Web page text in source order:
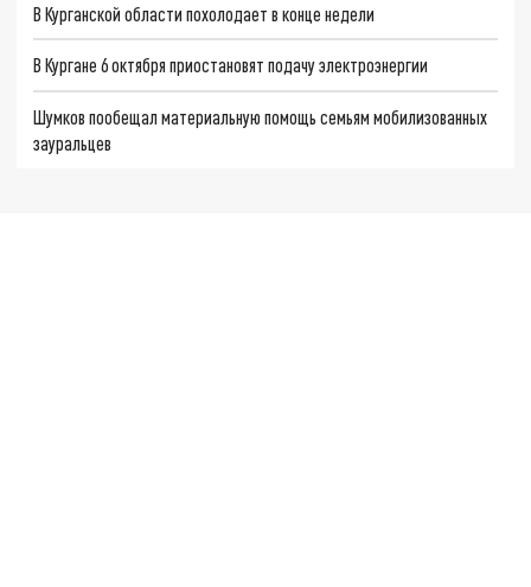
В Курганской области похолодает в конце недели
В Кургане 6 октября приостановят подачу электроэнергии
Шумков пообещал материальную помощь семьям мобилизованных
зауральцев